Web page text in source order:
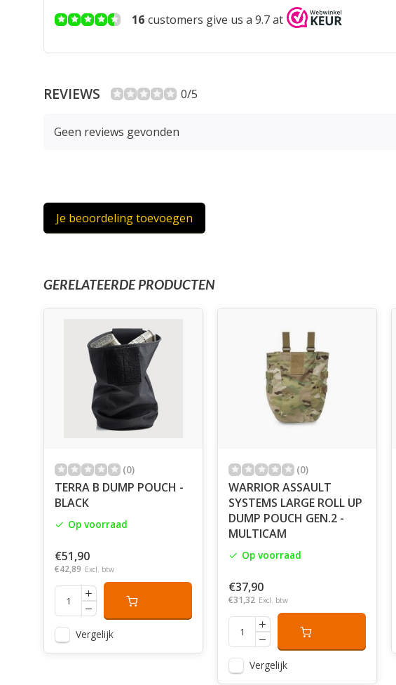
16 customers give us a 9.7 at
REVIEWS 0/5
Geen reviews gevonden
Je beoordeling toevoegen
GERELATEERDE PRODUCTEN
(0)
TERRA B DUMP POUCH -
BLACK
Op voorraad
€51,90
€42,89 Excl. btw
Vergelijk
(0)
WARRIOR ASSAULT
SYSTEMS LARGE ROLL UP
DUMP POUCH GEN.2 -
MULTICAM
Op voorraad
€37,90
€31,32 Excl. btw
Vergelijk